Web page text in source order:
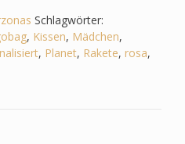
Schlagwörter:
, Kissen, Mädchen,
, Planet, Rakete, rosa,